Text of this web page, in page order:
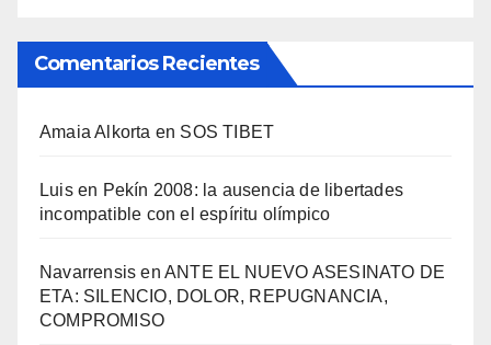
Comentarios Recientes
Amaia Alkorta en SOS TIBET
Luisen Pekí­n 2008: la ausencia de libertades
incompatible con el espí­ritu olí­mpico
Navarrensis enANTE EL NUEVO ASESINATO DE
ETA: SILENCIO, DOLOR, REPUGNANCIA,
COMPROMISO